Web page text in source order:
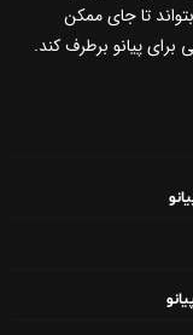
تا جای ممکن
برای پیانو برطرف کند.